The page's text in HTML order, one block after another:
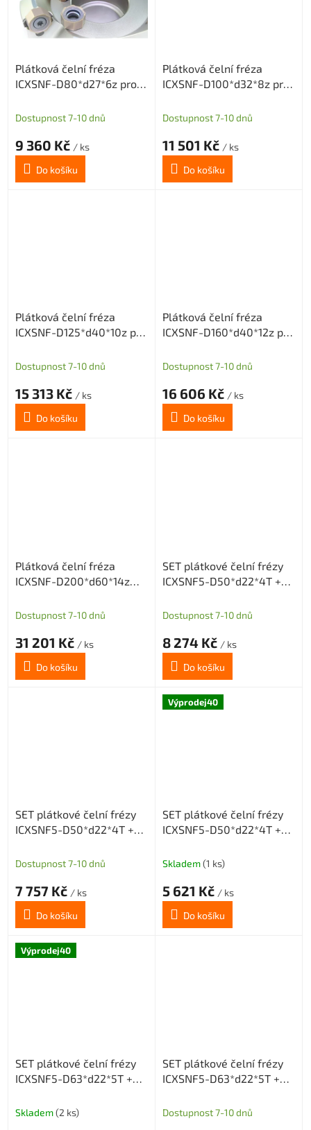
Plátková čelní fréza
ICXSNF-D80*d27*6z pro
SNMX1205
Dostupnost 7-10 dnů
9 360 Kč / ks
Do košíku
Plátková čelní fréza
ICXSNF-D100*d32*8z pro
SNMX1205
Dostupnost 7-10 dnů
11 501 Kč / ks
Do košíku
Plátková čelní fréza
ICXSNF-D125*d40*10z pro
SNMX1205
Dostupnost 7-10 dnů
15 313 Kč / ks
Do košíku
Plátková čelní fréza
ICXSNF-D160*d40*12z pro
SNMX1205
Dostupnost 7-10 dnů
16 606 Kč / ks
Do košíku
Plátková čelní fréza
ICXSNF-D200*d60*14z
nebo SNMX1205
Dostupnost 7-10 dnů
31 201 Kč / ks
Do košíku
SET plátkové čelní frézy
ICXSNF5-D50*d22*4T +
ONMX)
Dostupnost 7-10 dnů
8 274 Kč / ks
Do košíku
SET plátkové čelní frézy
ICXSNF5-D50*d22*4T +
Dostupnost 7-10 dnů
7 757 Kč / ks
Do košíku
Výprodej40
SET plátkové čelní frézy
ICXSNF5-D50*d22*4T +
Skladem(1 ks)
5 621 Kč / ks
Do košíku
Výprodej40
SET plátkové čelní frézy
ICXSNF5-D63*d22*5T +
ONMX)
Skladem(2 ks)
SET plátkové čelní frézy
ICXSNF5-D63*d22*5T +
Dostupnost 7-10 dnů